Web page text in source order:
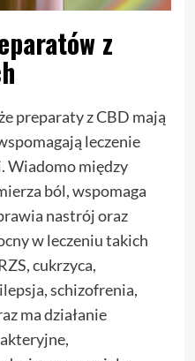
z
preparaty z CBD mają
leczenie
Wiadomo między
ból, wspomaga
nastrój oraz
w leczeniu takich
cukrzyca,
schizofrenia,
ma działanie